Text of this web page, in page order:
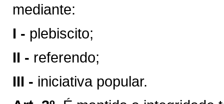
mediante:
I - plebiscito;
II - referendo;
III - iniciativa popular.